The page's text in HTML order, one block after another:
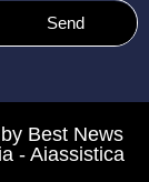
Send
Best News
- Aiassistica